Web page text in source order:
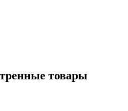
товары